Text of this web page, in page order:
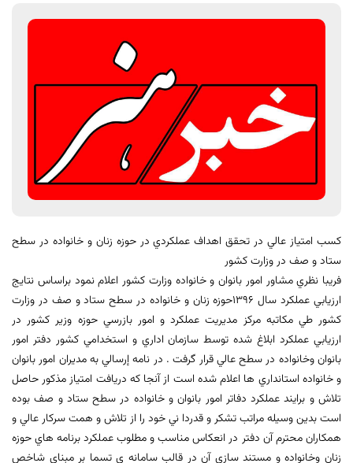
كسب امتياز عالي در تحقق اهداف عملكردي در حوزه زنان و خانواده در سطح
ستاد و صف در وزارت كشور
فريبا نظري مشاور امور بانوان و خانواده وزارت كشور اعلام نمود براساس نتايج
ارزيابي عملكرد سال ١٣٩٦حوزه زنان و خانواده در سطح ستاد و صف در وزارت
كشور طي مكاتبه مركز مديريت عملكرد و امور بازرسي حوزه وزير كشور در
ارزيابي عملكرد ابلاغ شده توسط سازمان اداري و استخدامي كشور دفتر امور
بانوان وخانواده در سطح عالي قرار گرفت . در نامه إرسالي به مديران امور بانوان
و خانواده استانداري ها اعلام شده است از آنجا كه دريافت امتياز مذكور حاصل
تلاش و برايند عملكرد دفاتر امور بانوان و خانواده در سطح ستاد و صف بوده
است بدين وسيله مراتب تشكر و قدردا ني خود را از تلاش و همت سركار عالي و
همكاران محترم آن دفتر در انعكاس مناسب و مطلوب عملكرد برنامه هاي حوزه
زنان وخانواده و مستند سازي آن در قالب سامانه ي تسما بر مبناي شاخص